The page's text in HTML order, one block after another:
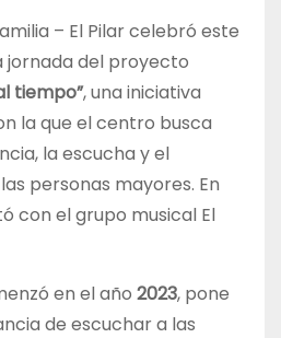
– El Pilar celebró este
jornada del proyecto
tiempo”, una iniciativa
la que el centro busca
la escucha y el
personas mayores. En
con el grupo musical El
en el año 2023, pone
de escuchar a las